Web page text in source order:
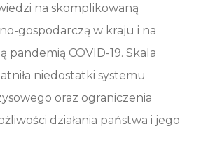
na skomplikowaną
gospodarczą w kraju i na
pandemią COVID-19. Skala
niedostatki systemu
oraz ograniczenia
działania państwa i jego